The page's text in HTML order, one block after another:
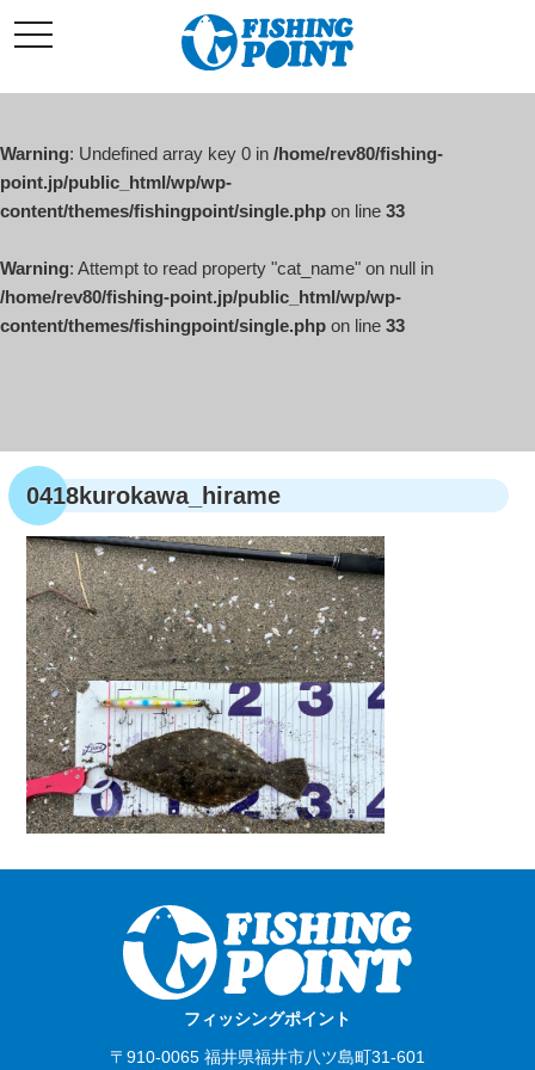
ン
ン
へ
ス
キ
プ
t
o
l
v
i
a
o
n
Warning: Undefined array key 0 in /home/rev80/fishing-
point.jp/public_html/wp/wp-
content/themes/fishingpoint/single.php on line 33
Warning: Attempt to read property "cat_name" on null in
/home/rev80/fishing-point.jp/public_html/wp/wp-
content/themes/fishingpoint/single.php on line 33
0418kurokawa_hirame
フィッシングポイント
〒910-0065 福井県福井市八ツ島町31-601